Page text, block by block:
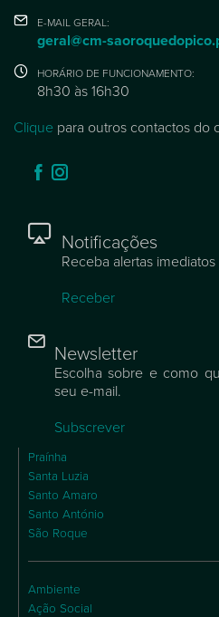
E-MAIL GERAL:
geral@cm-
HORÁRIO DE FUNCIONAMENTO:
8h30 às 16h30
Clique para outros contactos do
Notificações
Receba alertas
Receber
Newsletter
Escolha sobre e como
seu e-mail.
Subscrever
Praínha
Santa Luzia
Santo Amaro
Santo António
São Roque
Ambiente
Ação Social